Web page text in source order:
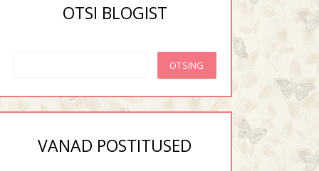
OTSI BLOGIST
VANAD POSTITUSED